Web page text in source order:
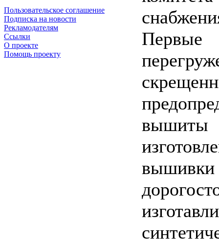
Пользовательское соглашение
Подписка на новости
Рекламодателям
Ссылки
О проекте
Помощь проекту
вышиты